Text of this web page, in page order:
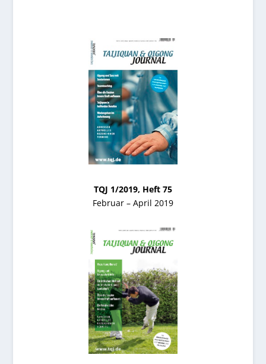
TQJ 1/2019, Heft 75
Februar – April 2019